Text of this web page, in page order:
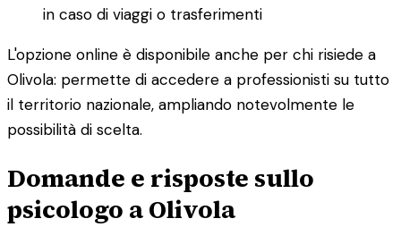
in caso di viaggi o trasferimenti
L'opzione online è disponibile anche per chi risiede a
Olivola: permette di accedere a professionisti su tutto
il territorio nazionale, ampliando notevolmente le
possibilità di scelta.
Domande e risposte sullo
psicologo a Olivola